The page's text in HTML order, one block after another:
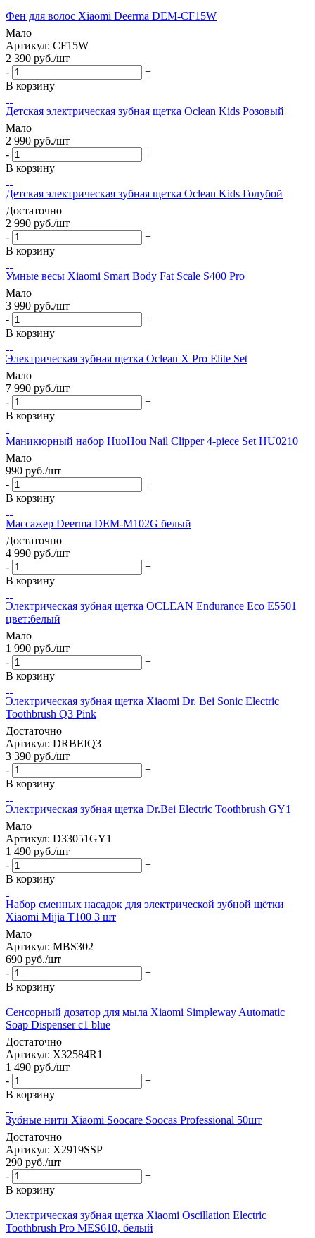
Фен для волос Xiaomi Deerma DEM-CF15W
Мало
Артикул: CF15W
2 390 руб./шт
-
+
В корзину
Детская электрическая зубная щетка Oclean Kids Розовый
Мало
2 990 руб./шт
-
+
В корзину
Детская электрическая зубная щетка Oclean Kids Голубой
Достаточно
2 990 руб./шт
-
+
В корзину
Умные весы Xiaomi Smart Body Fat Scale S400 Pro
Мало
3 990 руб./шт
-
+
В корзину
Электрическая зубная щетка Oclean X Pro Elite Set
Мало
7 990 руб./шт
-
+
В корзину
Маникюрный набор HuoHou Nail Clipper 4-piece Set HU0210
Мало
990 руб./шт
-
+
В корзину
Массажер Deerma DEM-M102G белый
Достаточно
4 990 руб./шт
-
+
В корзину
Электрическая зубная щетка OCLEAN Endurance Eco E5501
цвет:белый
Мало
1 990 руб./шт
-
+
В корзину
Электрическая зубная щетка Xiaomi Dr. Bei Sonic Electric
Toothbrush Q3 Pink
Достаточно
Артикул: DRBEIQ3
3 390 руб./шт
-
+
В корзину
Электрическая зубная щетка Dr.Bei Electric Toothbrush GY1
Мало
Артикул: D33051GY1
1 490 руб./шт
-
+
В корзину
Набор сменных насадок для электрической зубной щётки
Xiaomi Mijia T100 3 шт
Мало
Артикул: MBS302
690 руб./шт
-
+
В корзину
Сенсорный дозатор для мыла Xiaomi Simpleway Automatic
Soap Dispenser c1 blue
Достаточно
Артикул: X32584R1
1 490 руб./шт
-
+
В корзину
Зубные нити Xiaomi Soocare Soocas Professional 50шт
Достаточно
Артикул: X2919SSP
290 руб./шт
-
+
В корзину
Электрическая зубная щетка Xiaomi Oscillation Electric
Toothbrush Pro MES610, белый